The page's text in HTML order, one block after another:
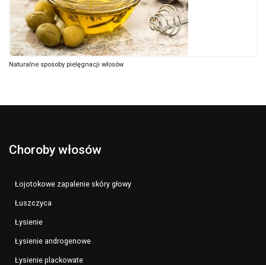
Naturalne sposoby pielęgnacji włosów
Choroby włosów
Łojotokowe zapalenie skóry głowy
Łuszczyca
Łysienie
Łysienie androgenowe
Łysienie plackowate